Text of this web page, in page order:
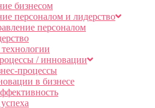
бизнесом
персоналом и лидерство
персоналом
/ инновации
процессы
в бизнесе